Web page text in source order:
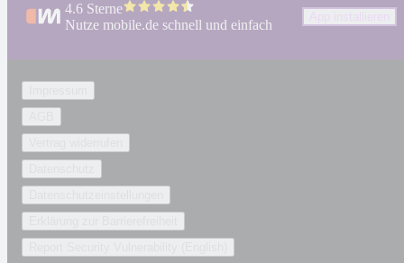
4.6 Sterne
Nutze mobile.de schnell und einfach